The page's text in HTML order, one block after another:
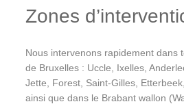
Zones
Nous intervenons rapidement dans
de Bruxelles : Uccle, Ixelles,
Jette, Forest, Saint-Gilles,
ainsi que dans le Brabant wallon